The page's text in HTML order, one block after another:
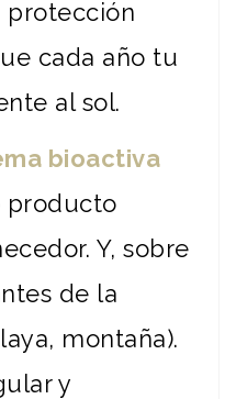
cada año tu
al sol.
bioactiva
producto
Y, sobre
de la
montaña).
y